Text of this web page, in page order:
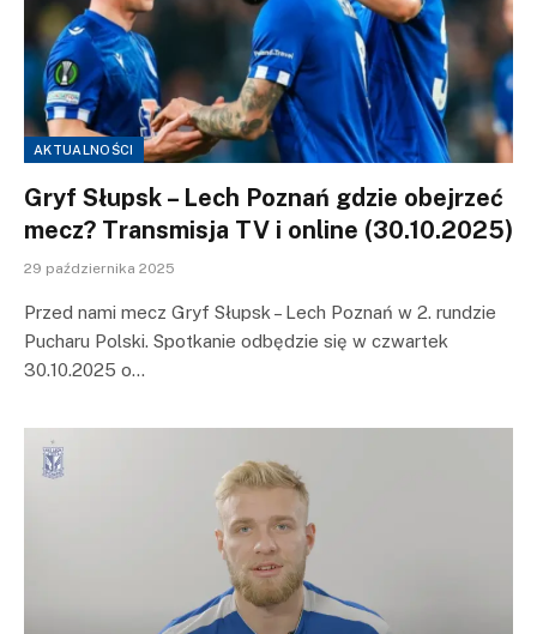
AKTUALNOŚCI
Gryf Słupsk – Lech Poznań gdzie obejrzeć
mecz? Transmisja TV i online (30.10.2025)
29 października 2025
Przed nami mecz Gryf Słupsk – Lech Poznań w 2. rundzie
Pucharu Polski. Spotkanie odbędzie się w czwartek
30.10.2025 o…